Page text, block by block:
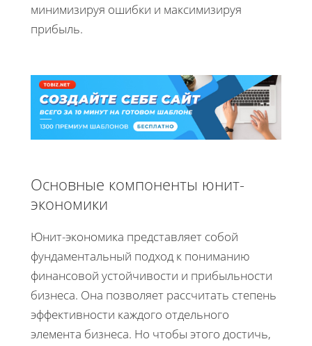
минимизируя ошибки и максимизируя
прибыль.
Основные компоненты юнит-
экономики
Юнит-экономика представляет собой
фундаментальный подход к пониманию
финансовой устойчивости и прибыльности
бизнеса. Она позволяет рассчитать степень
эффективности каждого отдельного
элемента бизнеса. Но чтобы этого достичь,